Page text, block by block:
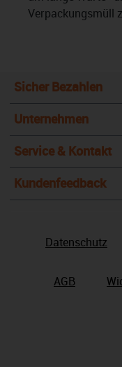
Verpackungsmüll
Sicher Bezahlen
Unternehmen
Service & Kontakt
Kundenfeedback
Datenschutz
AGB